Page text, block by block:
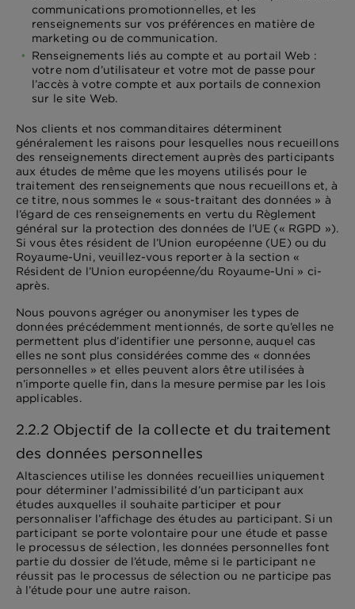
communications promotionnelles, et les
renseignements sur vos préférences en matière de
marketing ou de communication.
Renseignements liés au compte et au portail Web :
votre nom d’utilisateur et votre mot de passe pour
l’accès à votre compte et aux portails de connexion
sur le site Web.
Nos clients et nos commanditaires déterminent
généralement les raisons pour lesquelles nous recueillons
des renseignements directement auprès des participants
aux études de même que les moyens utilisés pour le
traitement des renseignements que nous recueillons et, à
ce titre, nous sommes le « sous-traitant des données » à
l’égard de ces renseignements en vertu du Règlement
général sur la protection des données de l’UE (« RGPD »).
Si vous êtes résident de l’Union européenne (UE) ou du
Royaume-Uni, veuillez-vous reporter à la section «
Résident de l’Union européenne/du Royaume-Uni » ci-
après.
Nous pouvons agréger ou anonymiser les types de
données précédemment mentionnés, de sorte qu’elles ne
permettent plus d’identifier une personne, auquel cas
elles ne sont plus considérées comme des « données
personnelles » et elles peuvent alors être utilisées à
n’importe quelle fin, dans la mesure permise par les lois
applicables.
2.2.2 Objectif de la collecte et du traitement
des données personnelles
Altasciences utilise les données recueillies uniquement
pour déterminer l’admissibilité d’un participant aux
études auxquelles il souhaite participer et pour
personnaliser l’affichage des études au participant. Si un
participant se porte volontaire pour une étude et passe
le processus de sélection, les données personnelles font
partie du dossier de l’étude, même si le participant ne
réussit pas le processus de sélection ou ne participe pas
à l’étude pour une autre raison.